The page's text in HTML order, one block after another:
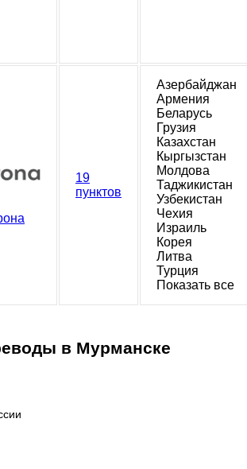
19
пунктов
Азербайджан
Армения
Беларусь
Грузия
Казахстан
Кыргызстан
Молдова
Таджикистан
Узбекистан
Чехия
Израиль
Корея
Литва
Турция
Показать все
в Мурманске